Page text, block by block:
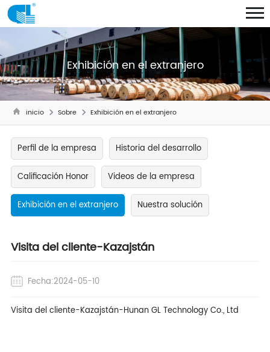
Exhibición en el extranjero
inicio Sobre Exhibición en el extranjero
Perfil de la empresa Historia del desarrollo
Calificación Honor Videos de la empresa
Exhibición en el extranjero Nuestra solución
Visita del cliente-Kazajstán
Fecha:2024-05-10
Visita del cliente-Kazajstán-Hunan GL Technology Co., Ltd